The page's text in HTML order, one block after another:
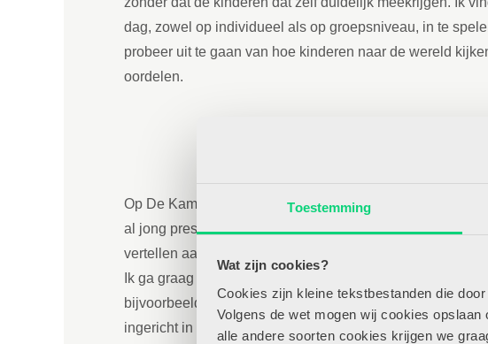
Toestemming
Wat zijn cookies?
Cookies zijn kleine tekstbestanden die
Volgens de wet mogen wij cookies
alle andere soorten cookies krijgen we
dag, zowel op individueel als op groepsniveau, in te
probeer uit te gaan van hoe kinderen naar de wereld
oordelen.
Op De Kameleon vinden we het belangrijk om leerlingen
al jong presenteren met de ik-doos. In die doos stoppen
vertellen aan hun klasgenootjes.
Ik ga graag met mijn leerlingen op pad of haal de wereld
bijvoorbeeld bij een dierenarts op bezoek geweest en
ingericht in ons lokaal. Ook mijn liefde voor de natuur